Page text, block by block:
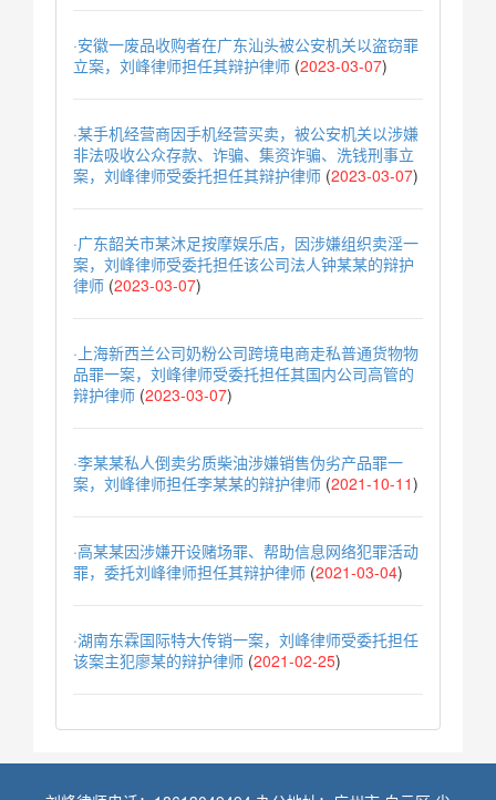
·安徽一废品收购者在广东汕头被公安机关以盗窃罪
立案，刘峰律师担任其辩护律师(2023-03-07)
·某手机经营商因手机经营买卖，被公安机关以涉嫌
非法吸收公众存款、诈骗、集资诈骗、洗钱刑事立
案，刘峰律师受委托担任其辩护律师(2023-03-07)
·广东韶关市某沐足按摩娱乐店，因涉嫌组织卖淫一
案，刘峰律师受委托担任该公司法人钟某某的辩护
律师(2023-03-07)
·上海新西兰公司奶粉公司跨境电商走私普通货物物
品罪一案，刘峰律师受委托担任其国内公司高管的
辩护律师(2023-03-07)
·李某某私人倒卖劣质柴油涉嫌销售伪劣产品罪一
案，刘峰律师担任李某某的辩护律师(2021-10-11)
·高某某因涉嫌开设赌场罪、帮助信息网络犯罪活动
罪，委托刘峰律师担任其辩护律师(2021-03-04)
·湖南东霖国际特大传销一案，刘峰律师受委托担任
该案主犯廖某的辩护律师(2021-02-25)